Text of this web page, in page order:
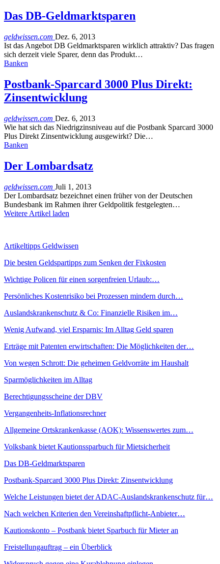
Das DB-Geldmarktsparen
geldwissen.com Dez. 6, 2013
Ist das Angebot DB Geldmarktsparen wirklich attraktiv? Das fragen
sich derzeit viele Sparer, denn das Produkt…
Banken
Postbank-Sparcard 3000 Plus Direkt:
Zinsentwicklung
geldwissen.com Dez. 6, 2013
Wie hat sich das Niedrigzinsniveau auf die Postbank Sparcard 3000
Plus Direkt Zinsentwicklung ausgewirkt? Die…
Banken
Der Lombardsatz
geldwissen.com Juli 1, 2013
Der Lombardsatz bezeichnet einen früher von der Deutschen
Bundesbank im Rahmen ihrer Geldpolitik festgelegten…
Weitere Artikel laden
Artikeltipps Geldwissen
Die besten Geldspartipps zum Senken der Fixkosten
Wichtige Policen für einen sorgenfreien Urlaub:…
Persönliches Kostenrisiko bei Prozessen mindern durch…
Auslandskrankenschutz & Co: Finanzielle Risiken im…
Wenig Aufwand, viel Ersparnis: Im Alltag Geld sparen
Erträge mit Patenten erwirtschaften: Die Möglichkeiten der…
Von wegen Schrott: Die geheimen Geldvorräte im Haushalt
Sparmöglichkeiten im Alltag
Berechtigungsscheine der DBV
Vergangenheits-Inflationsrechner
Allgemeine Ortskrankenkasse (AOK): Wissenswertes zum…
Volksbank bietet Kautionssparbuch für Mietsicherheit
Das DB-Geldmarktsparen
Postbank-Sparcard 3000 Plus Direkt: Zinsentwicklung
Welche Leistungen bietet der ADAC-Auslandskrankenschutz für…
Nach welchen Kriterien den Vereinshaftpflicht-Anbieter…
Kautionskonto – Postbank bietet Sparbuch für Mieter an
Freistellungauftrag – ein Überblick